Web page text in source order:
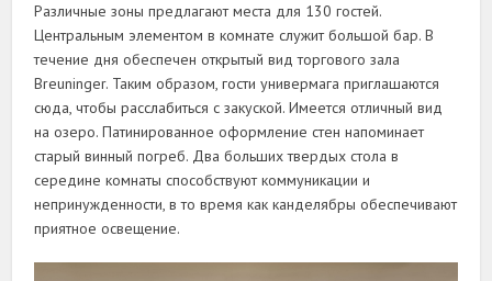
Различные зоны предлагают места для 130 гостей.
Центральным элементом в комнате служит большой бар. В
течение дня обеспечен открытый вид торгового зала
Breuninger. Таким образом, гости универмага приглашаются
сюда, чтобы расслабиться с закуской. Имеется отличный вид
на озеро. Патинированное оформление стен напоминает
старый винный погреб. Два больших твердых стола в
середине комнаты способствуют коммуникации и
непринужденности, в то время как канделябры обеспечивают
приятное освещение.